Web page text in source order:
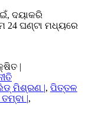
ଦୟାକରି
ଘଣ୍ଟା ମଧ୍ୟରେ
|
ମିଶ୍ରଣ |, ପିତ୍ତଳ
|,